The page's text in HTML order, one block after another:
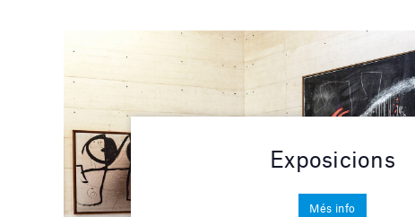
Exposicions
Més info